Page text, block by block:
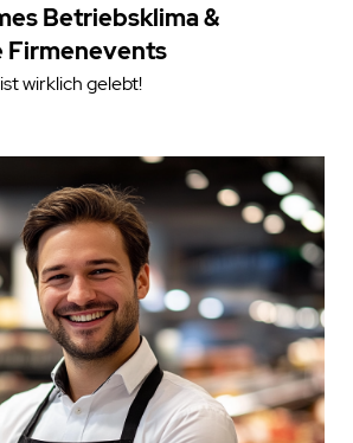
Betriebsklima &
Firmenevents
wirklich gelebt!